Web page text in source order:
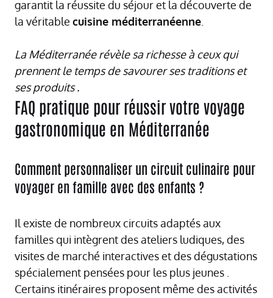
garantit la réussite du séjour et la découverte de
la véritable cuisine méditerranéenne
La Méditerranée révèle sa richesse à ceux qui
prennent le temps de savourer ses traditions et
ses produits .
FAQ pratique pour réussir votre voyage
gastronomique en Méditerranée
Comment personnaliser un circuit culinaire pour
voyager en famille avec des enfants ?
Il existe de nombreux circuits adaptés aux
familles qui intègrent des ateliers ludiques, des
visites de marché interactives et des dégustations
spécialement pensées pour les plus jeunes .
Certains itinéraires proposent même des activités